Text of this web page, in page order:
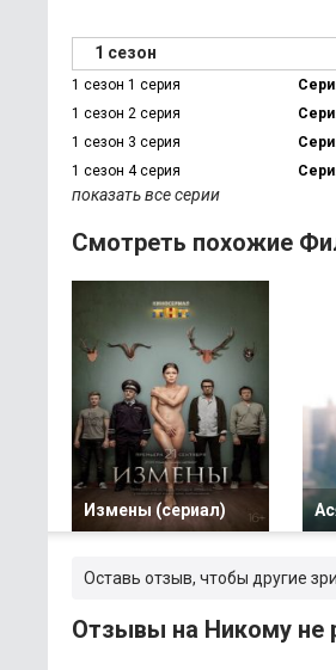
1 сезон
1 сезон 1 серия
1 сезон 2 серия
1 сезон 3 серия
1 сезон 4 серия
показать все серии
Смотреть похожие
Измены (сериал)
Оставь отзыв, чтобы другие
Отзывы на Никому не